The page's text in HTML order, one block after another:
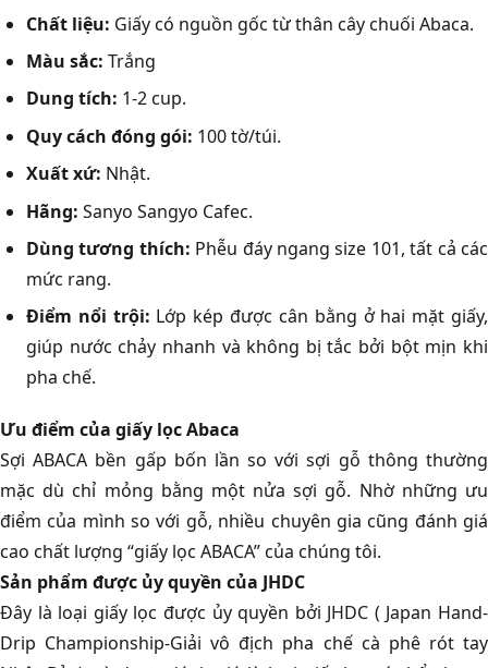
Chất liệu: Giấy có nguồn gốc từ thân cây chuối Abaca.
Màu sắc: Trắng
Dung tích: 1-2 cup.
Quy cách đóng gói: 100 tờ/túi.
Xuất xứ: Nhật.
Hãng: Sanyo Sangyo Cafec.
Dùng tương thích: Phễu đáy ngang size 101, tất cả các
mức rang.
Điểm nổi trội: Lớp kép được cân bằng ở hai mặt giấy,
giúp nước chảy nhanh và không bị tắc bởi bột mịn khi
pha chế.
Ưu điểm của giấy lọc Abaca
Sợi ABACA bền gấp bốn lần so với sợi gỗ thông thường
mặc dù chỉ mỏng bằng một nửa sợi gỗ. Nhờ những ưu
điểm của mình so với gỗ, nhiều chuyên gia cũng đánh giá
cao chất lượng “giấy lọc ABACA” của chúng tôi.
Sản phẩm được ủy quyền của JHDC
Đây là loại giấy lọc được ủy quyền bởi JHDC ( Japan Hand-
Drip Championship-Giải vô địch pha chế cà phê rót tay